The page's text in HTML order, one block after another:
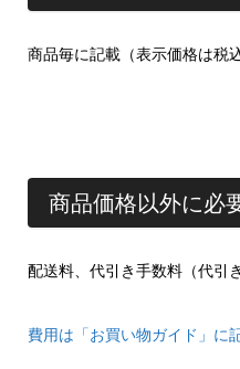
商品毎に記載（表示価格は税
商品価格以外に必
配送料、代引き手数料（代引
費用は「お買い物ガイド」に